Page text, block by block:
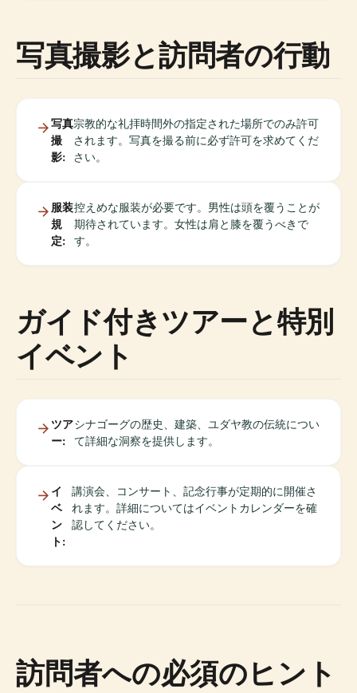
写真撮影と訪問者の行動
写真
撮
影:
宗教的な礼拝時間外の指定された場所でのみ許可
されます。写真を撮る前に必ず許可を求めてくだ
さい。
服装
規
定:
控えめな服装が必要です。男性は頭を覆うことが
期待されています。女性は肩と膝を覆うべきで
す。
ガイド付きツアーと特別
イベント
ツア
ー:
シナゴーグの歴史、建築、ユダヤ教の伝統につい
て詳細な洞察を提供します。
イ
ベ
ン
ト:
講演会、コンサート、記念行事が定期的に開催さ
れます。詳細についてはイベントカレンダーを確
認してください。
訪問者への必須のヒント